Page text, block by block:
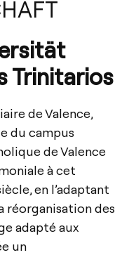
Trinitarios
de Valence,
du campus
de Valence
à cet
en l’adaptant
réorganisation des
adapté aux
un